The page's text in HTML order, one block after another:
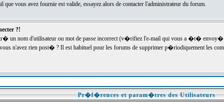
vous avez fournie est valide, essayez alors de contacter l'administrateur du forum.
?!
un nom d'utilisateur ou mot de passe incorrect (v�rifiez l'e-mail qui vous a �t�
n'avez rien post� ? Il est habituel pour les forums de supprimer p�riodiquement les
Pr�f�rences et param�tres des Utilisateurs